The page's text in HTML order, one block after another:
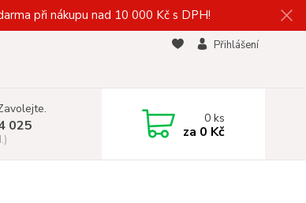
při nákupu nad 10 000 Kč s DPH!
Přihlášení
025 0ks
za 0 Kč